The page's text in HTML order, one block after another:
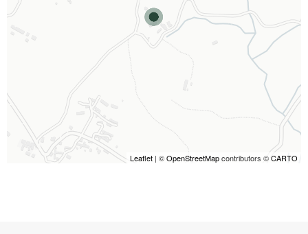
Leaflet | ©OpenStreetMapcontributors ©CARTO